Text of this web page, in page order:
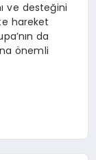
ve desteğini
hareket
da
önemli